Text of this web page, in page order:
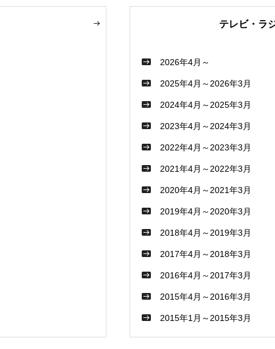
テレビ・ラ
2026年4月～
2025年4月～2026年3月
2024年4月～2025年3月
2023年4月～2024年3月
2022年4月～2023年3月
2021年4月～2022年3月
2020年4月～2021年3月
2019年4月～2020年3月
2018年4月～2019年3月
2017年4月～2018年3月
2016年4月～2017年3月
2015年4月～2016年3月
2015年1月～2015年3月